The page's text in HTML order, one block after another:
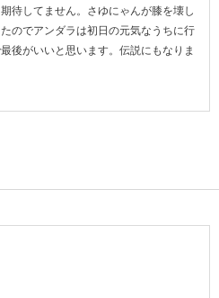
待してません。さゆにゃんが膝を壊し
のでアンダラは初日の元気なうちに行
後がいいと思います。伝説にもなりま